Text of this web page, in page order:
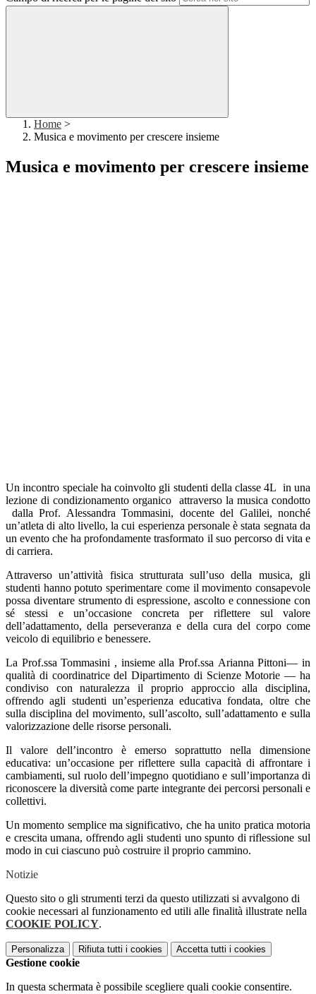
Home >
Musica e movimento per crescere insieme
Musica e movimento per crescere insieme
Un incontro speciale ha coinvolto gli studenti della classe 4L in una
lezione di condizionamento organico
attraverso la musica condotto
dalla Prof. Alessandra Tommasini, docente del Galilei, nonché
un’atleta di alto livello, la cui esperienza personale è stata segnata da
un evento che ha profondamente trasformato il suo percorso di vita e
di carriera.
Attraverso un’attività fisica strutturata sull’uso della musica, gli
studenti hanno potuto sperimentare come il movimento consapevole
possa diventare strumento di espressione, ascolto e connessione con
sé stessi e un’occasione concreta per riflettere sul valore
dell’adattamento, della perseveranza e della cura del corpo come
veicolo di equilibrio e benessere.
La Prof.ssa Tommasini , insieme alla Prof.ssa Arianna Pittoni— in
qualità di coordinatrice del Dipartimento di Scienze Motorie — ha
condiviso con naturalezza il proprio approccio alla disciplina,
offrendo agli studenti un’esperienza educativa fondata, oltre che
sulla disciplina del movimento, sull’ascolto, sull’adattamento e sulla
valorizzazione delle risorse personali.
Il valore dell’incontro è emerso soprattutto nella dimensione
educativa: un’occasione per riflettere sulla capacità di affrontare i
cambiamenti, sul ruolo dell’impegno quotidiano e sull’importanza di
riconoscere la diversità come parte integrante dei percorsi personali e
collettivi.
Un momento semplice ma significativo, che ha unito pratica motoria
e crescita umana, offrendo agli studenti uno spunto di riflessione sul
modo in cui ciascuno può costruire il proprio cammino.
Notizie
Questo sito o gli strumenti terzi da questo utilizzati si avvalgono di
cookie necessari al funzionamento ed utili alle finalità illustrate nella
COOKIE POLICY.
Personalizza Rifiuta tutti i cookies Accetta tutti i cookies
Gestione cookie
In questa schermata è possibile scegliere quali cookie consentire.